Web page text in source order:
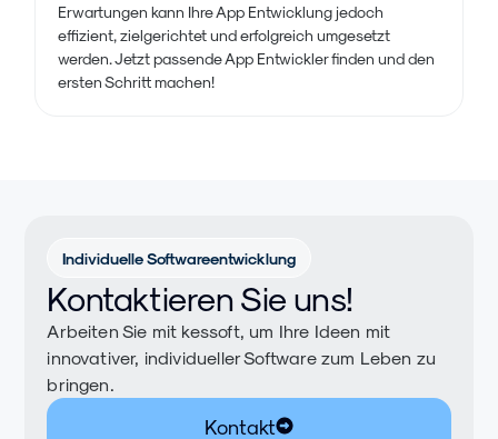
Erwartungen kann Ihre App Entwicklung jedoch
effizient, zielgerichtet und erfolgreich umgesetzt
werden. Jetzt passende App Entwickler finden und den
ersten Schritt machen!
Individuelle Softwareentwicklung
Kontaktieren Sie uns!
Arbeiten Sie mit kessoft, um Ihre Ideen mit
innovativer, individueller Software zum Leben zu
bringen.
Kontakt